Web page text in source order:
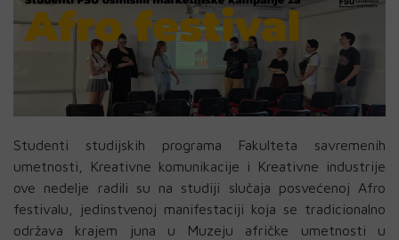
Studenti studijskih programa Fakulteta savremenih
umetnosti, Kreativne komunikacije i Kreativne industrije
ove nedelje radili su na studiji slučaja posvećenoj Afro
festivalu, jedinstvenoj manifestaciji koja se tradicionalno
održava krajem juna u Muzeju afričke umetnosti u